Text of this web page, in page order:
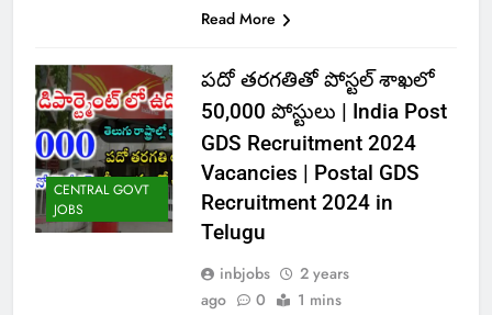
Read More
CENTRAL GOVT
JOBS
పదో తరగతితో పోస్టల్ శాఖలో
50,000 పోస్టులు | India Post
GDS Recruitment 2024
Vacancies | Postal GDS
Recruitment 2024 in
Telugu
inbjobs
2 years
ago
0 1 mins